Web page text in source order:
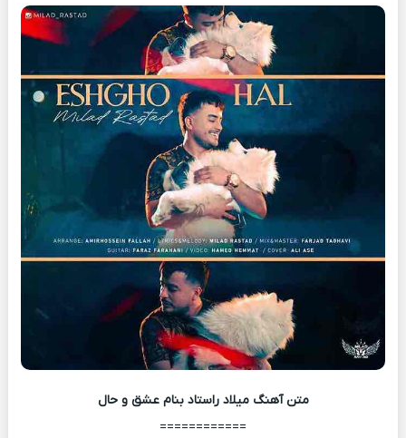
متن آهنگ میلاد راستاد بنام عشق و حال
============